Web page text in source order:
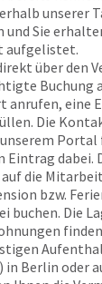
unserer
Sie
aufgelistet.
über den
Buchung
anrufen, eine
Die
Portal
dabei.
die
bzw.
buchen. Die
Berlin oder